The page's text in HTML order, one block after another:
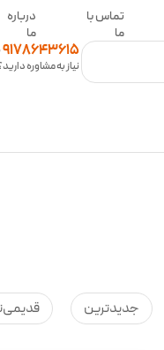
تماس با
ما
درباره
ما
9178643615
نیاز به مشاوره
جدیدترین